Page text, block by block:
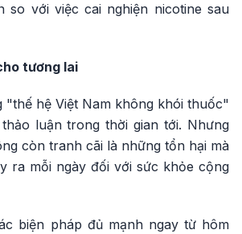
so với việc cai nghiện nicotine sau
tương lai
"thế hệ Việt Nam không khói thuốc"
luận trong thời gian tới. Nhưng
còn tranh cãi là những tổn hại mà
ra mỗi ngày đối với sức khỏe cộng
biện pháp đủ mạnh ngay từ hôm